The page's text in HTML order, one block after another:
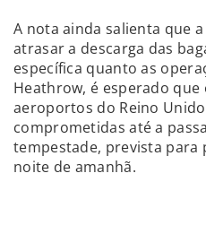
A nota ainda salienta que
atrasar a descarga das
específica quanto as
Heathrow, é esperado
aeroportos do Reino
comprometidas até a
tempestade, prevista
noite de amanhã.